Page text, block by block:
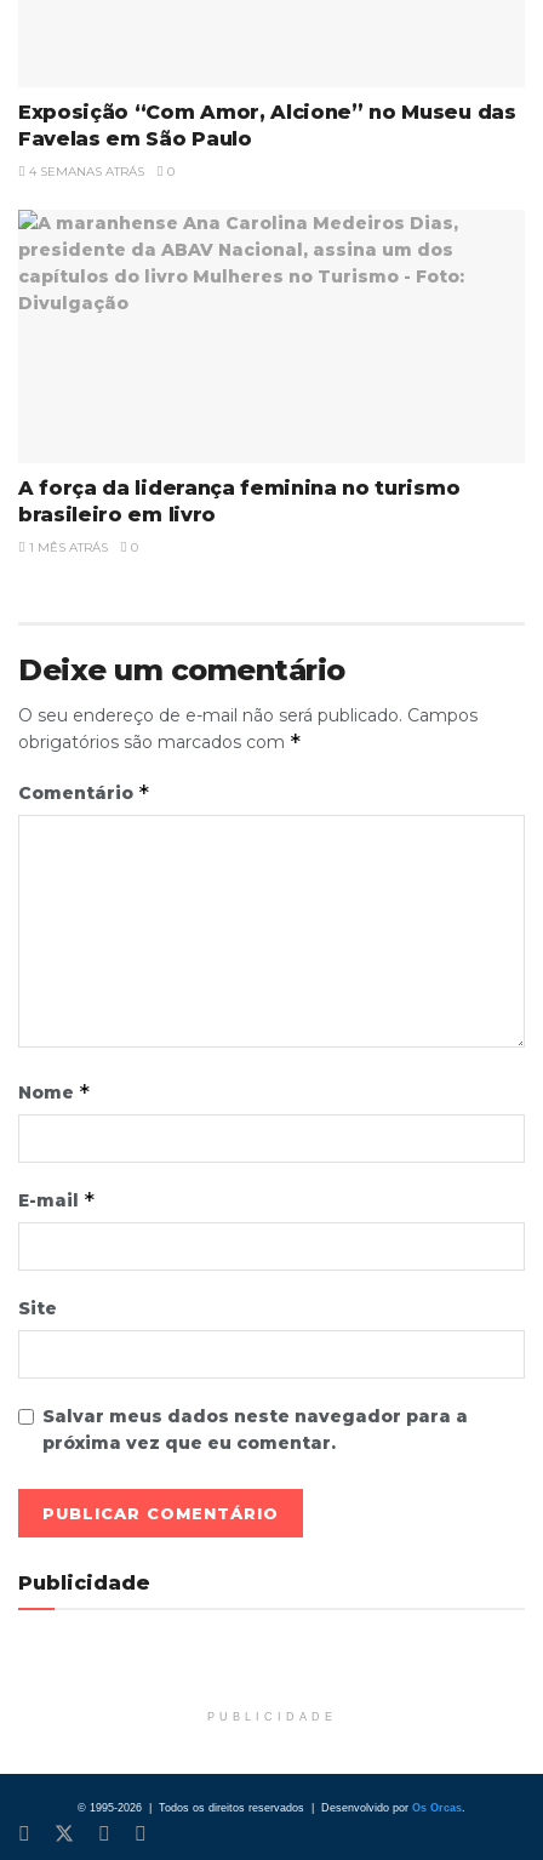
Exposição “Com Amor, Alcione” no Museu das
Favelas em São Paulo
4 SEMANAS ATRÁS 0
A força da liderança feminina no turismo
brasileiro em livro
1 MÊS ATRÁS 0
Deixe um comentário
O seu endereço de e-mail não será publicado. Campos
obrigatórios são marcados com *
Comentário *
Nome *
E-mail *
Site
Salvar meus dados neste navegador para a
próxima vez que eu comentar.
Publicidade
PUBLICIDADE
© 1995-2026 | Todos os direitos reservados | Desenvolvido por Os Orcas.